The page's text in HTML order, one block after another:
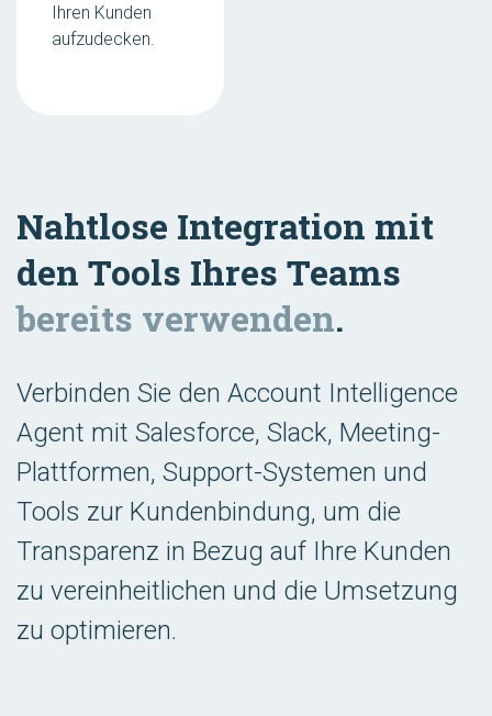
Ihren Kunden
aufzudecken.
Nahtlose Integration mit
den Tools Ihres Teams
bereits verwenden.
Verbinden Sie den Account Intelligence
Agent mit Salesforce, Slack, Meeting-
Plattformen, Support-Systemen und
Tools zur Kundenbindung, um die
Transparenz in Bezug auf Ihre Kunden
zu vereinheitlichen und die Umsetzung
zu optimieren.